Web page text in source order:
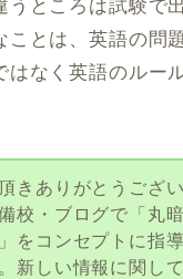
うところは試験で
ことは、英語の問
はなく英語のルー
きありがとうござい
校・ブログで「丸
をコンセプトに指導
新しい情報に関し